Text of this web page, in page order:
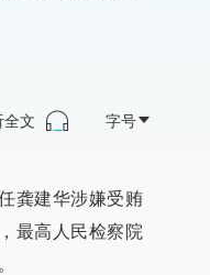
全文 字号
龚建华涉嫌受贿
最高人民检察院